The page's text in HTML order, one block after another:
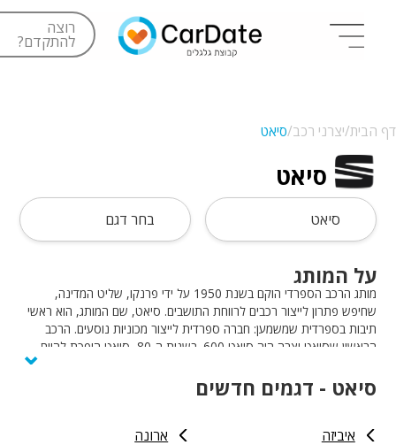
רוצה
להתקדם?
דף הבית/יצרני רכב/סיאט
סיאט
סיאט בחר דגם
על המותג
מותג הרכב הספרדי הוקם בשנת 1950 על ידי פרנקו, שליט המדינה,
שחיפש פתרון לייצור רכבים לרווחת התושבים. סיאט, שם המותג, הוא ראשי
תיבות בספרדית שמשמען: חברה ספרדית לייצור מכוניות נוסעים. הרכב
הראשון שסיאט יצרה היה סיאט 600. בשנות ה-80, סיאט הופכת להיות
חלק מקבוצת פולקסווגן, ובהזדמנות זו גם ממתגת את עצמה כמותג ספורטיבי
לצעירים, ומשתתפת באליפויות ראלי. סיאט מזוהה בעיקר כמותג לרכבי
ספורט ולרכבים מעוצבים.
⌄
סיאט - דגמים חדשים
איביזה ארונה